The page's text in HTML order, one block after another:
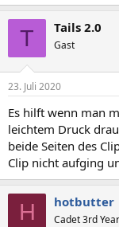
T Tails 2.0
Gast
23. Juli 2020
Es hilft wenn man
leichtem Druck
beide Seiten des
Clip nicht aufging
H hotbutter
Cadet 3rd Year